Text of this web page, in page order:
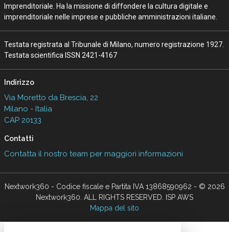
Imprenditoriale. Ha la missione di diffondere la cultura digitale e
imprenditoriale nelle imprese e pubbliche amministrazioni italiane.
Testata registrata al Tribunale di Milano, numero registrazione 1927.
Testata scientifica ISSN 2421-4167
Indirizzo
Via Moretto da Brescia, 22
Milano - Italia
CAP 20133
Contatti
Contatta il nostro team per maggiori informazioni
Nextwork360 - Codice fiscale e Partita IVA 13868590962 - © 2026
Nextwork360. ALL RIGHTS RESERVED. ISP AWS
Mappa del sito